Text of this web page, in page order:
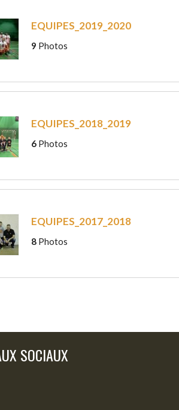
EQUIPES_2019_2020
9 Photos
EQUIPES_2018_2019
6 Photos
EQUIPES_2017_2018
8 Photos
SOCIAUX